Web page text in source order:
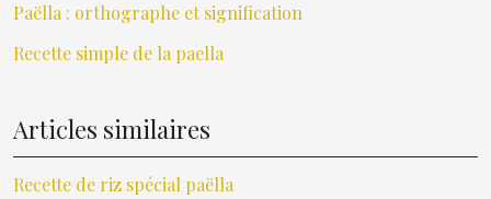
Paëlla : orthographe et signification
Recette simple de la paella
Articles similaires
Recette de riz spécial paëlla